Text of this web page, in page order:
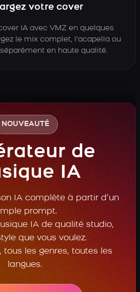
votre cover
IA avec VMZ en quelques
le mix complet, l’acapella ou
en haute qualité.
NOUVEAUTÉ
de
IA
IA complète à partir d’un
prompt.
IA de qualité studio,
que vous voulez.
tous les genres, toutes les
langues.